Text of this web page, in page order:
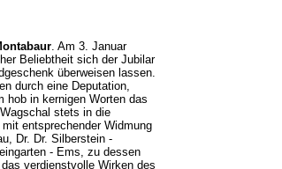
. Am 3. Januar
Beliebtheit sich der Jubilar
überweisen lassen.
durch eine Deputation,
hob in kernigen Worten das
stets in die
entsprechender Widmung
Dr. Dr. Silberstein -
- Ems, zu dessen
verdienstvolle Wirken des